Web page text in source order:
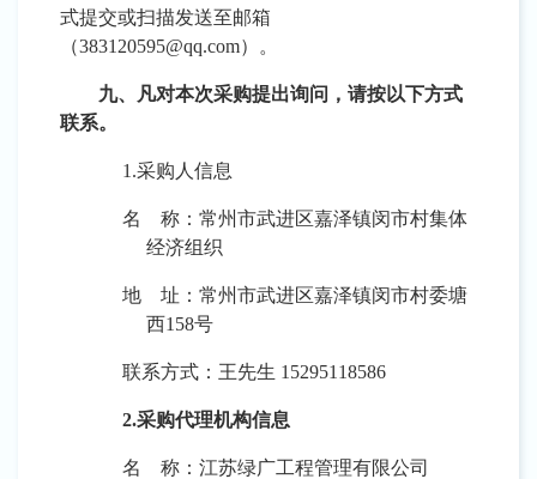
式提交或扫描发送至邮箱
（383120595@qq.com） 。
九、凡对本次采购提出询问，请按以下方式
联系。
1.采购人信息
名 称： 常州市武进区嘉泽镇闵市村集体
经济组织
地 址： 常州市武进区嘉泽镇闵市村委塘
西158号
联系方式： 王先生 15295118586
2.采购代理机构信息
名 称： 江苏绿广工程管理有限公司